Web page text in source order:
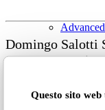
Questo sito
Domingo Salotti
61121 Pesaro